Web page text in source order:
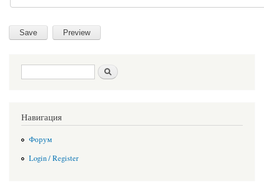
Search form
Навигация
Форум
Login / Register